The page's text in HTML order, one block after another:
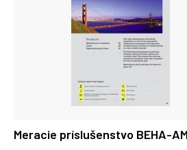
Meracie príslušenstvo BEHA-